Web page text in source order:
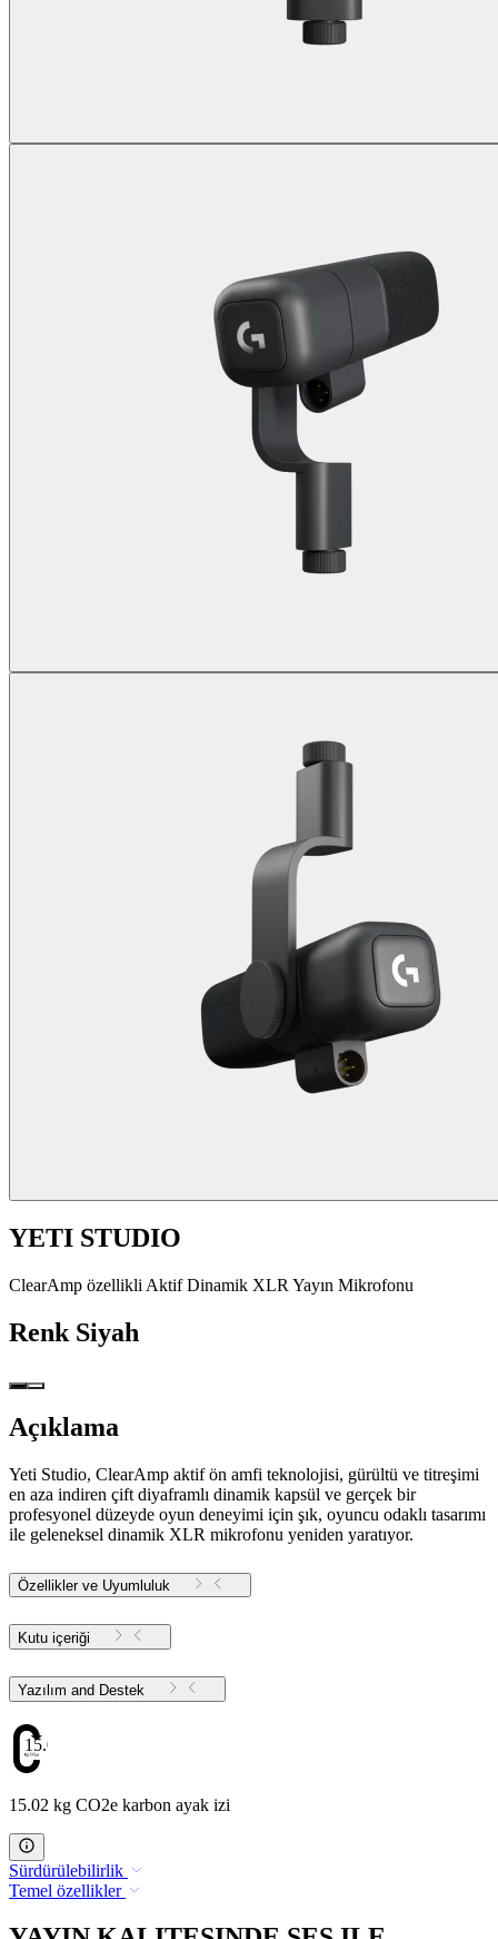
YETI STUDIO
ClearAmp özellikli Aktif Dinamik XLR Yayın Mikrofonu
Renk Siyah
Açıklama
Yeti Studio, ClearAmp aktif ön amfi teknolojisi, gürültü ve titreşimi
en aza indiren çift diyaframlı dinamik kapsül ve gerçek bir
profesyonel düzeyde oyun deneyimi için şık, oyuncu odaklı tasarımı
ile geleneksel dinamik XLR mikrofonu yeniden yaratıyor.
Özellikler ve Uyumluluk
Kutu içeriği
Yazılım and Destek
15.02
15.02 kg CO2e karbon ayak izi
Sürdürülebilirlik
Temel özellikler